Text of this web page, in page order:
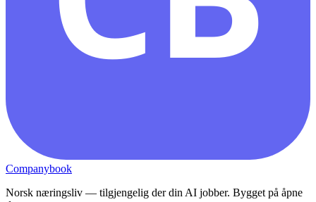
Companybook
Norsk næringsliv — tilgjengelig der din AI jobber. Bygget på åpne